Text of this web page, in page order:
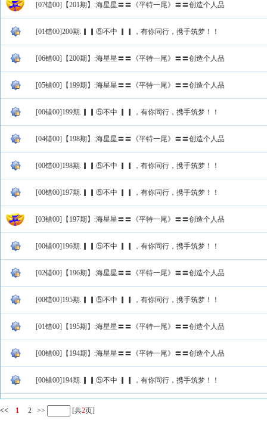
[07错00]【201期】:海星星〓〓《平特一尾》〓〓创造个人品
[01错00]200期.▎▎⑤不中 ▎▎，有你同行，携手筑梦！！
[06错00]【200期】:海星星〓〓《平特一尾》〓〓创造个人品
[05错00]【199期】:海星星〓〓《平特一尾》〓〓创造个人品
[00错00]199期.▎▎⑤不中 ▎▎，有你同行，携手筑梦！！
[04错00]【198期】:海星星〓〓《平特一尾》〓〓创造个人品
[00错00]198期.▎▎⑤不中 ▎▎，有你同行，携手筑梦！！
[00错00]197期.▎▎⑤不中 ▎▎，有你同行，携手筑梦！！
[03错00]【197期】:海星星〓〓《平特一尾》〓〓创造个人品
[00错00]196期.▎▎⑤不中 ▎▎，有你同行，携手筑梦！！
[02错00]【196期】:海星星〓〓《平特一尾》〓〓创造个人品
[00错00]195期.▎▎⑤不中 ▎▎，有你同行，携手筑梦！！
[01错00]【195期】:海星星〓〓《平特一尾》〓〓创造个人品
[00错00]【194期】:海星星〓〓《平特一尾》〓〓创造个人品
[00错00]194期.▎▎⑤不中 ▎▎，有你同行，携手筑梦！！
<< 1 2 >> [共2页]